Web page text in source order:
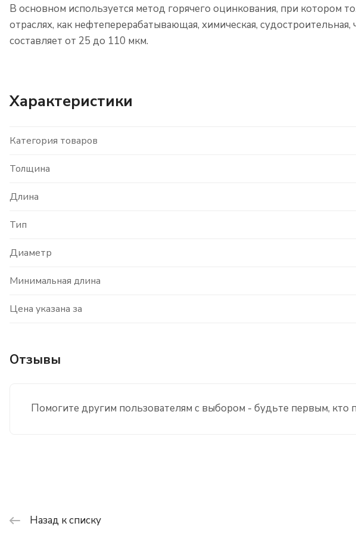
В основном используется метод горячего оцинкования, при котором
отраслях, как нефтеперерабатывающая, химическая,
составляет от 25 до 110 мкм.
Характеристики
Категория товаров
Толщина
Длина
Тип
Диаметр
Минимальная длина
Цена указана за
Отзывы
Помогите другим пользователям с выбором - будьте первым, кто
Назад к списку